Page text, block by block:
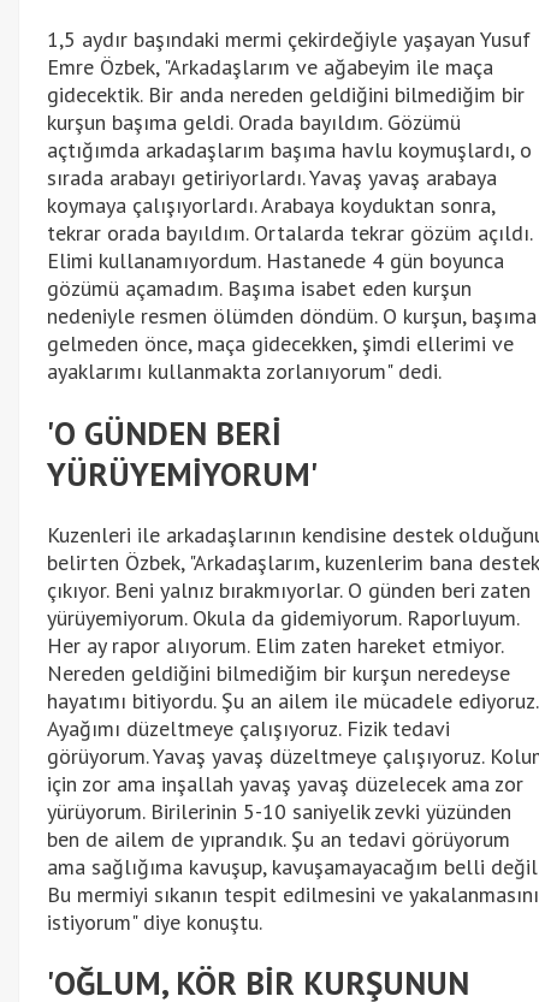
1,5 aydır başındaki mermi çekirdeğiyle yaşayan Yusuf
Emre Özbek, "Arkadaşlarım ve ağabeyim ile maça
gidecektik. Bir anda nereden geldiğini bilmediğim bir
kurşun başıma geldi. Orada bayıldım. Gözümü
açtığımda arkadaşlarım başıma havlu koymuşlardı, o
sırada arabayı getiriyorlardı. Yavaş yavaş arabaya
koymaya çalışıyorlardı. Arabaya koyduktan sonra,
tekrar orada bayıldım. Ortalarda tekrar gözüm açıldı.
Elimi kullanamıyordum. Hastanede 4 gün boyunca
gözümü açamadım. Başıma isabet eden kurşun
nedeniyle resmen ölümden döndüm. O kurşun, başıma
gelmeden önce, maça gidecekken, şimdi ellerimi ve
ayaklarımı kullanmakta zorlanıyorum" dedi.
'O GÜNDEN BERİ
YÜRÜYEMİYORUM'
Kuzenleri ile arkadaşlarının kendisine destek
belirten Özbek, "Arkadaşlarım, kuzenlerim bana destek
çıkıyor. Beni yalnız bırakmıyorlar. O günden beri zaten
yürüyemiyorum. Okula da gidemiyorum. Raporluyum.
Her ay rapor alıyorum. Elim zaten hareket etmiyor.
Nereden geldiğini bilmediğim bir kurşun neredeyse
hayatımı bitiyordu. Şu an ailem ile mücadele ediyoruz.
Ayağımı düzeltmeye çalışıyoruz. Fizik tedavi
görüyorum. Yavaş yavaş düzeltmeye çalışıyoruz.
için zor ama inşallah yavaş yavaş düzelecek ama zor
yürüyorum. Birilerinin 5-10 saniyelik zevki yüzünden
ben de ailem de yıprandık. Şu an tedavi görüyorum
ama sağlığıma kavuşup, kavuşamayacağım belli değil.
Bu mermiyi sıkanın tespit edilmesini ve yakalanmasını
istiyorum" diye konuştu.
'OĞLUM, KÖR BİR KURŞUNUN